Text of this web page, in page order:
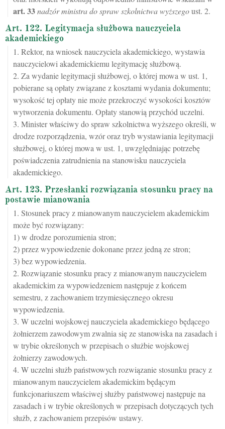
art.33nadzór ministra do spraw szkolnictwa wyższegoust. 2.
Art. 122. Legitymacja służbowa nauczyciela
akademickiego
1. Rektor, na wniosek nauczyciela akademickiego, wystawia
nauczycielowi akademickiemu legitymację służbową.
2. Za wydanie legitymacji służbowej, o której mowa w ust. 1,
pobierane są opłaty związane z kosztami wydania dokumentu;
wysokość tej opłaty nie może przekroczyć wysokości kosztów
wytworzenia dokumentu. Opłaty stanowią przychód uczelni.
3. Minister właściwy do spraw szkolnictwa wyższego określi, w
drodze rozporządzenia, wzór oraz tryb wystawiania legitymacji
służbowej, o której mowa w ust. 1, uwzględniając potrzebę
poświadczenia zatrudnienia na stanowisku nauczyciela
akademickiego.
Art. 123. Przesłanki rozwiązania stosunku pracy na
postawie mianowania
1. Stosunek pracy z mianowanym nauczycielem akademickim
może być rozwiązany:
1) w drodze porozumienia stron;
2) przez wypowiedzenie dokonane przez jedną ze stron;
3) bez wypowiedzenia.
2. Rozwiązanie stosunku pracy z mianowanym nauczycielem
akademickim za wypowiedzeniem następuje z końcem
semestru, z zachowaniem trzymiesięcznego okresu
wypowiedzenia.
3. W uczelni wojskowej nauczyciela akademickiego będącego
żołnierzem zawodowym zwalnia się ze stanowiska na zasadach i
w trybie określonych w przepisach o służbie wojskowej
żołnierzy zawodowych.
4. W uczelni służb państwowych rozwiązanie stosunku pracy z
mianowanym nauczycielem akademickim będącym
funkcjonariuszem właściwej służby państwowej następuje na
zasadach i w trybie określonych w przepisach dotyczących tych
służb, z zachowaniem przepisów ustawy.